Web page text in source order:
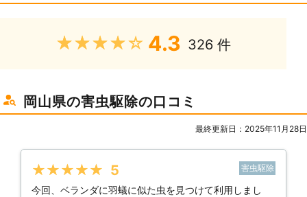
★★★★★ 4.3 326 件
岡山県の害虫駆除の口コミ
最終更新日：2025年11月28日
★★★★★ 5 害虫駆除
今回、ベランダに羽蟻に似た虫を見つけて利用しまし